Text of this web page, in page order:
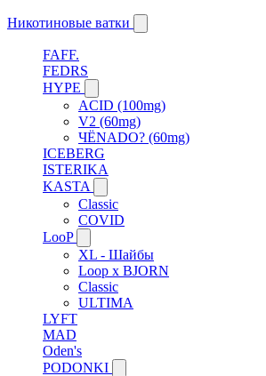
Никотиновые ватки
FAFF.
FEDRS
HYPE
ACID (100mg)
V2 (60mg)
ЧЁNADO? (60mg)
ICEBERG
ISTERIKA
KASTA
Classic
COVID
LooP
XL - Шайбы
Loop x BJORN
Classic
ULTIMA
LYFT
MAD
Oden's
PODONKI